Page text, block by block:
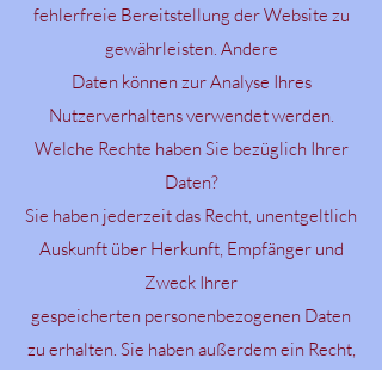
fehlerfreie Bereitstellung der Website zu
gewährleisten. Andere
Daten können zur Analyse Ihres
Nutzerverhaltens verwendet werden.
Welche Rechte haben Sie bezüglich Ihrer
Daten?
Sie haben jederzeit das Recht, unentgeltlich
Auskunft über Herkunft, Empfänger und
Zweck Ihrer
gespeicherten personenbezogenen Daten
zu erhalten. Sie haben außerdem ein Recht,